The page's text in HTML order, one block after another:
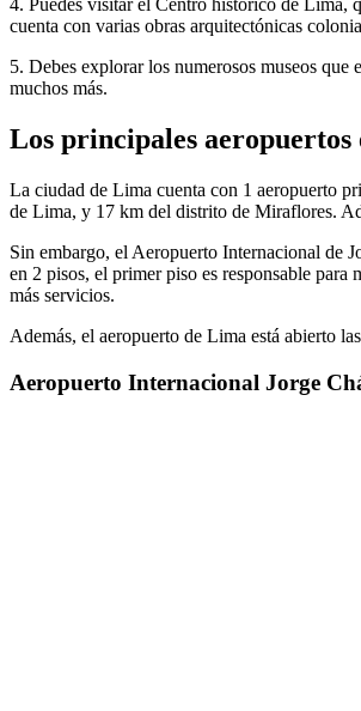
4. Puedes visitar el Centro histórico de Lima,
cuenta con varias obras arquitectónicas
5. Debes explorar los numerosos museos
muchos más.
Los principales
La ciudad de Lima cuenta con 1 aeropuerto
de Lima, y 17 km del distrito de Miraflores.
Sin embargo, el Aeropuerto Internacional de
en 2 pisos, el primer piso es responsable para
más servicios.
Además, el aeropuerto de Lima está abierto
Aeropuerto Internacional Jorge